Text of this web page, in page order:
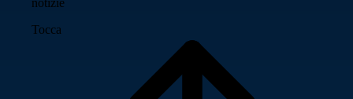
notizie
Tocca